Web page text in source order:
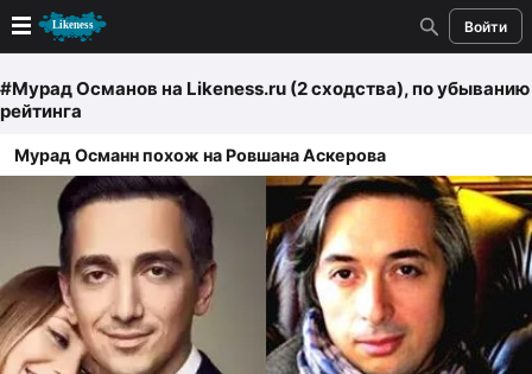
Войти
Новые
Лучшие
Голосование
Кандидаты
Случайное сходство 👍
#Мурад Османов на Likeness.ru (2 сходства), по убыванию
рейтинга
Мурад Османн похож на Ровшана Аскерова